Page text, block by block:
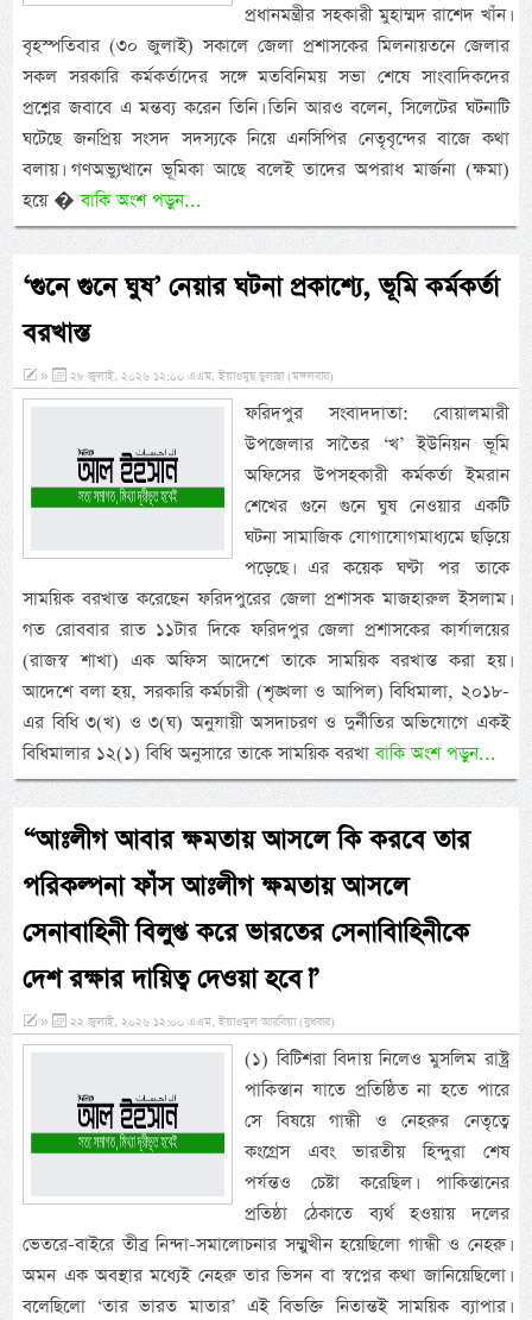
প্রধানমন্ত্রীর সহকারী মুহাম্মদ রাশেদ খাঁন।
বৃহস্পতিবার (৩০ জুলাই) সকালে জেলা প্রশাসকের মিলনায়তনে জেলার
সকল সরকারি কর্মকর্তাদের সঙ্গে মতবিনিময় সভা শেষে সাংবাদিকদের
প্রশ্নের জবাবে এ মন্তব্য করেন তিনি। তিনি আরও বলেন, সিলেটের ঘটনাটি
ঘটেছে জনপ্রিয় সংসদ সদস্যকে নিয়ে এনসিপির নেতৃবৃন্দের বাজে কথা
বলায়। গণঅভ্যুত্থানে ভূমিকা আছে বলেই তাদের অপরাধ মার্জনা (ক্ষমা)
হয়ে �বাকি অংশ পড়ুন...
‘গুনে গুনে ঘুষ’ নেয়ার ঘটনা প্রকাশ্যে, ভূমি কর্মকর্তা
বরখাস্ত
» ২৮ জুলাই, ২০২৬ ১২:০০ এএম, ইয়াওমুছ ছুলাছা (মঙ্গলবার)
ফরিদপুর সংবাদদাতা: বোয়ালমারী
উপজেলার সাতৈর ‘খ’ ইউনিয়ন ভূমি
অফিসের উপসহকারী কর্মকর্তা ইমরান
শেখের গুনে গুনে ঘুষ নেওয়ার একটি
ঘটনা সামাজিক যোগাযোগমাধ্যমে ছড়িয়ে
পড়েছে। এর কয়েক ঘণ্টা পর তাকে
সাময়িক বরখাস্ত করেছেন ফরিদপুরের জেলা প্রশাসক মাজহারুল ইসলাম।
গত রোববার রাত ১১টার দিকে ফরিদপুর জেলা প্রশাসকের কার্যালয়ের
(রাজস্ব শাখা) এক অফিস আদেশে তাকে সাময়িক বরখাস্ত করা হয়।
আদেশে বলা হয়, সরকারি কর্মচারী (শৃঙ্খলা ও আপিল) বিধিমালা, ২০১৮-
এর বিধি ৩(খ) ও ৩(ঘ) অনুযায়ী অসদাচরণ ও দুর্নীতির অভিযোগে একই
বিধিমালার ১২(১) বিধি অনুসারে তাকে সাময়িক বরখাবাকি অংশ পড়ুন...
“আঃলীগ আবার ক্ষমতায় আসলে কি করবে তার
পরিকল্পনা ফাঁস আঃলীগ ক্ষমতায় আসলে
সেনাবাহিনী বিলুপ্ত করে ভারতের সেনাবিাহিনীকে
দেশ রক্ষার দায়িত্ব দেওয়া হবে।”
» ২২ জুলাই, ২০২৬ ১২:০০ এএম, ইয়াওমুল আরবিয়া (বুধবার)
(১) বিটিশরা বিদায় নিলেও মুসলিম রাষ্ট্র
পাকিস্তান যাতে প্রতিষ্ঠিত না হতে পারে
সে বিষয়ে গান্ধী ও নেহরুর নেতৃত্বে
কংগ্রেস এবং ভারতীয় হিন্দুরা শেষ
পর্যন্তও চেষ্টা করেছিল। পাকিস্তানের
প্রতিষ্ঠা ঠেকাতে ব্যর্থ হওয়ায় দলের
ভেতরে-বাইরে তীব্র নিন্দা-সমালোচনার সম্মুখীন হয়েছিলো গান্ধী ও নেহরু।
অমন এক অবস্থার মধ্যেই নেহরু তার ভিসন বা স্বপ্নের কথা জানিয়েছিলো।
বলেছিলো ‘তার ভারত মাতার’ এই বিভক্তি নিতান্তই সাময়িক ব্যাপার।